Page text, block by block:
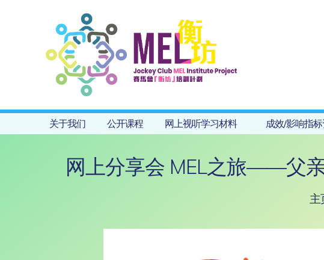
关于我们 公开课程 网上视听学习材料 成效/影响指
网上分享会 MEL之旅——父
主